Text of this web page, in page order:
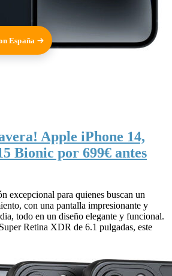
España
Apple iPhone 14,
Bionic por 699€ antes
excepcional para quienes buscan un
con una pantalla impresionante y
todo en un diseño elegante y funcional.
Retina XDR de 6.1 pulgadas, este